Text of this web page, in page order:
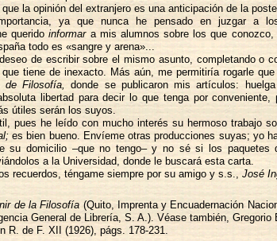
la opinión del extranjero es una anticipación de la
ya que nunca he pensado en juzgar a
queridoinformara mis alumnos sobre los que conozco,
todo es «sangre y arena»...
de escribir sobre el mismo asunto, completando o
tiene de inexacto. Más aún, me permitiría rogarle que
de Filosofía, donde se publicaron mis artículos:
libertad para decir lo que tenga por conveniente,
útiles serán los suyos.
pues he leído con mucho interés su hermoso trabajo
es bien bueno. Envíeme otras producciones suyas; yo
su domicilio –que no tengo– y no sé si los paquetes
a la Universidad, donde le buscará esta carta.
recuerdos, téngame siempre por su amigo y s.s., José
de la Filosofía (Quito, Imprenta y Encuadernación
General de Librería, S. A.). Véase también, Gregorio
R. de F. XII (1926), págs. 178-231.